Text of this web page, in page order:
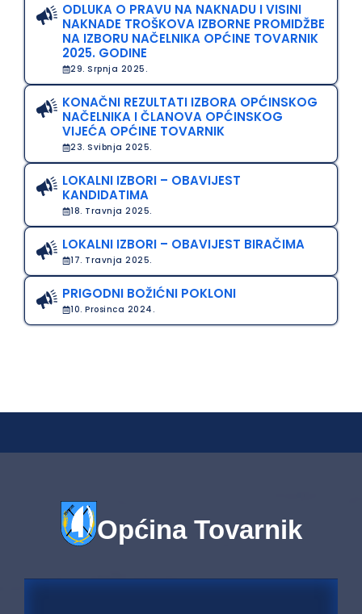
ODLUKA O PRAVU NA NAKNADU I VISINI
NAKNADE TROŠKOVA IZBORNE PROMIDŽBE
NA IZBORU NAČELNIKA OPĆINE TOVARNIK
2025. GODINE
29. Srpnja 2025.
KONAČNI REZULTATI IZBORA OPĆINSKOG
NAČELNIKA I ČLANOVA OPĆINSKOG
VIJEĆA OPĆINE TOVARNIK
23. Svibnja 2025.
LOKALNI IZBORI – OBAVIJEST
KANDIDATIMA
18. Travnja 2025.
LOKALNI IZBORI – OBAVIJEST BIRAČIMA
17. Travnja 2025.
PRIGODNI BOŽIĆNI POKLONI
10. Prosinca 2024.
Općina Tovarnik